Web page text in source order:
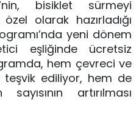
bisiklet sürmeyi
olarak hazırladığı
yeni dönem
eşliğinde ücretsiz
hem çevreci ve
teşvik ediliyor, hem de
artırılması